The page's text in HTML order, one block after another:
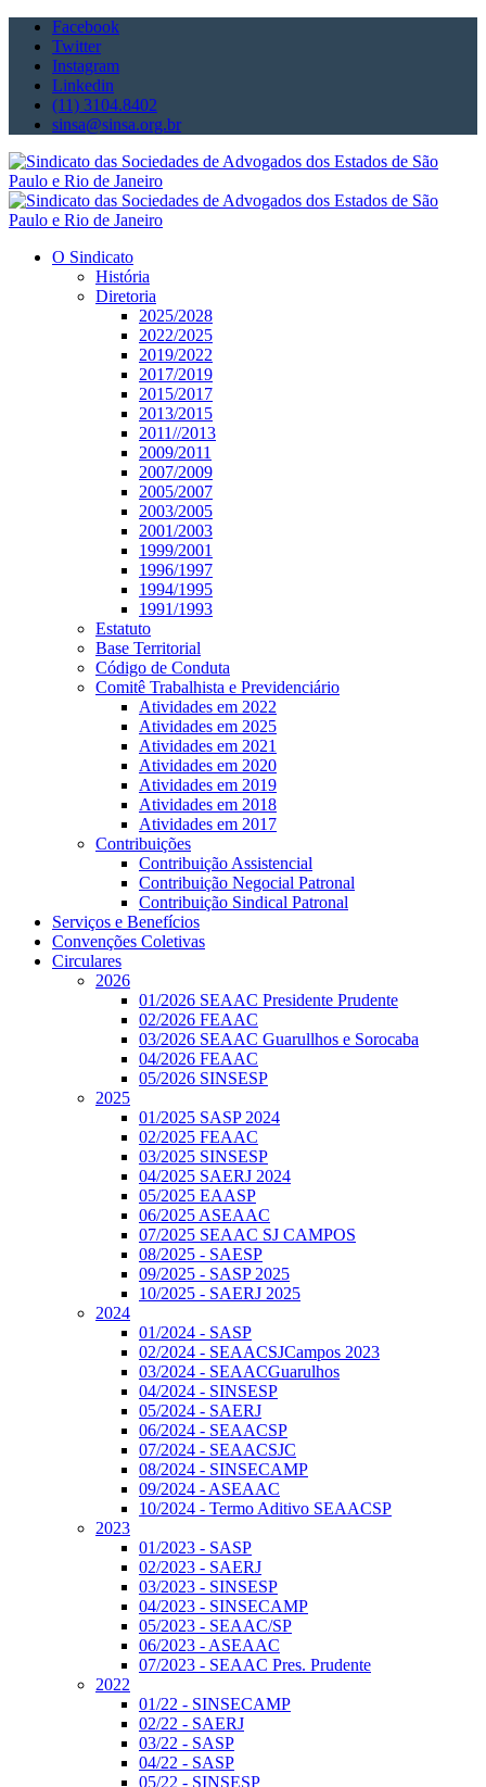
Facebook
Twitter
Instagram
Linkedin
(11) 3104.8402
sinsa@sinsa.org.br
O Sindicato
História
Diretoria
2025/2028
2022/2025
2019/2022
2017/2019
2015/2017
2013/2015
2011//2013
2009/2011
2007/2009
2005/2007
2003/2005
2001/2003
1999/2001
1996/1997
1994/1995
1991/1993
Estatuto
Base Territorial
Código de Conduta
Comitê Trabalhista e Previdenciário
Atividades em 2022
Atividades em 2025
Atividades em 2021
Atividades em 2020
Atividades em 2019
Atividades em 2018
Atividades em 2017
Contribuições
Contribuição Assistencial
Contribuição Negocial Patronal
Contribuição Sindical Patronal
Serviços e Benefícios
Convenções Coletivas
Circulares
2026
01/2026 SEAAC Presidente Prudente
02/2026 FEAAC
03/2026 SEAAC Guarullhos e Sorocaba
04/2026 FEAAC
05/2026 SINSESP
2025
01/2025 SASP 2024
02/2025 FEAAC
03/2025 SINSESP
04/2025 SAERJ 2024
05/2025 EAASP
06/2025 ASEAAC
07/2025 SEAAC SJ CAMPOS
08/2025 - SAESP
09/2025 - SASP 2025
10/2025 - SAERJ 2025
2024
01/2024 - SASP
02/2024 - SEAACSJCampos 2023
03/2024 - SEAACGuarulhos
04/2024 - SINSESP
05/2024 - SAERJ
06/2024 - SEAACSP
07/2024 - SEAACSJC
08/2024 - SINSECAMP
09/2024 - ASEAAC
10/2024 - Termo Aditivo SEAACSP
2023
01/2023 - SASP
02/2023 - SAERJ
03/2023 - SINSESP
04/2023 - SINSECAMP
05/2023 - SEAAC/SP
06/2023 - ASEAAC
07/2023 - SEAAC Pres. Prudente
2022
01/22 - SINSECAMP
02/22 - SAERJ
03/22 - SASP
04/22 - SASP
05/22 - SINSESP